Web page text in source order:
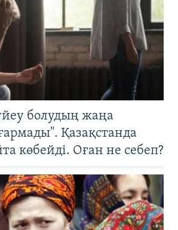
болудың жаңа
Қазақстанда
көбейді. Оған не себеп?